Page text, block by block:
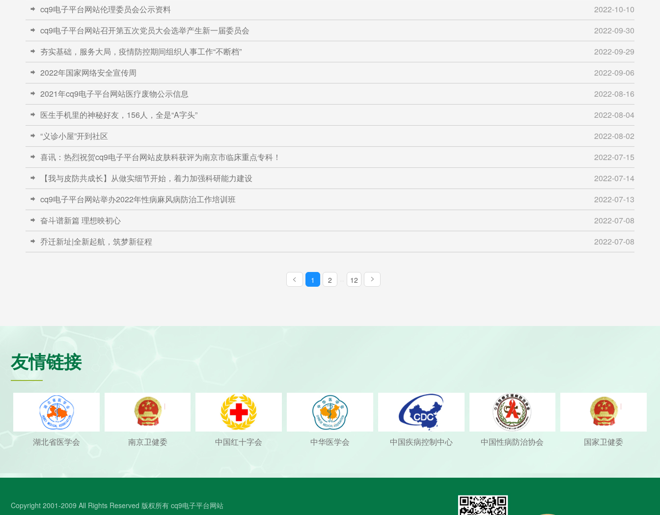
 cq9电子平台网站伦理委员会公示资料 2022-10-10
 cq9电子平台网站召开第五次党员大会选举产生新一届委员会 2022-09-30
 夯实基础，服务大局，疫情防控期间组织人事工作“不断档” 2022-09-29
 2022年国家网络安全宣传周 2022-09-06
 2021年cq9电子平台网站医疗废物公示信息 2022-08-16
 医生手机里的神秘好友，156人，全是“A字头” 2022-08-04
 “义诊小屋”开到社区 2022-08-02
 喜讯：热烈祝贺cq9电子平台网站皮肤科获评为南京市临床重点专科！ 2022-07-15
 【我与皮防共成长】从做实细节开始，着力加强科研能力建设 2022-07-14
 cq9电子平台网站举办2022年性病麻风病防治工作培训班 2022-07-13
 奋斗谱新篇 理想映初心 2022-07-08
 乔迁新址|全新起航，筑梦新征程 2022-07-08
1 2 12
友情链接
湖北省医学会 南京卫健委 中国红十字会 中华医学会 中国疾病控制中心 中国性病防治协会 国家卫健委
Copyright 2001-2009 All Rights Reserved 版权所有 cq9电子平台网站